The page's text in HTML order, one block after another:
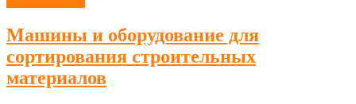
Машины и оборудование для
сортирования строительных
материалов